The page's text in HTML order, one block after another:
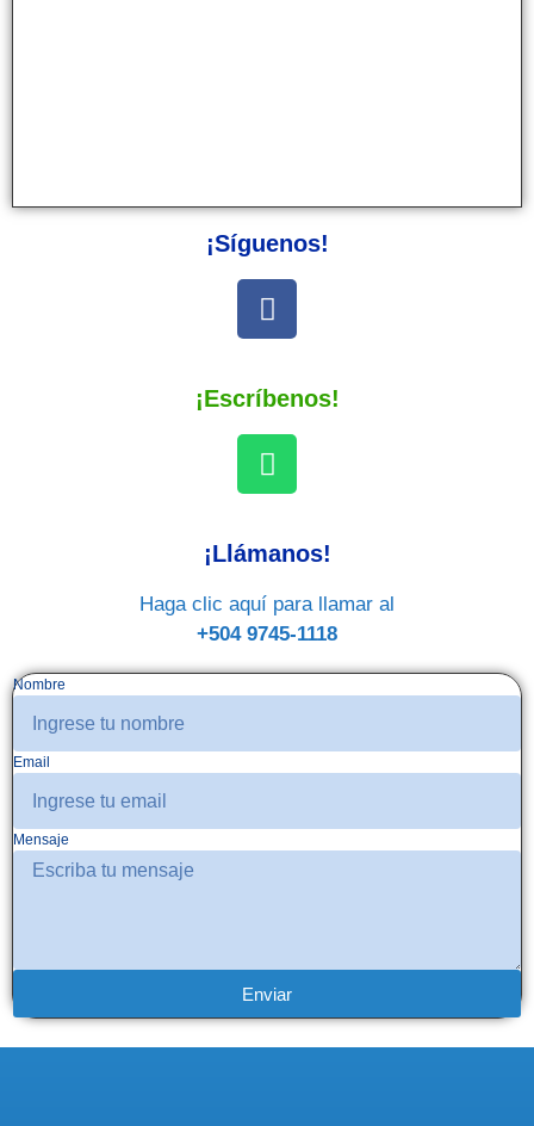
¡Síguenos!
¡Escríbenos!
¡Llámanos!
Haga clic aquí para llamar al
+504 9745-1118
Nombre
Email
Mensaje
Enviar